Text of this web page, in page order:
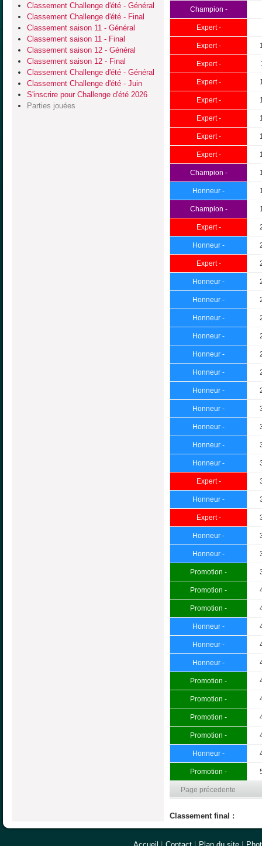
Classement Challenge d'été - Général
Classement Challenge d'été - Final
Classement saison 11 - Général
Classement saison 11 - Final
Classement saison 12 - Général
Classement saison 12 - Final
Classement Challenge d'été - Général
Classement Challenge d'été - Juin
S'inscrire pour Challenge d'été 2026
Parties jouées
Champion -
Expert -
Expert -
Expert -
Expert -
Expert -
Expert -
Expert -
Expert -
Champion -
Honneur -
Champion -
Expert -
Honneur -
Expert -
Honneur -
Honneur -
Honneur -
Honneur -
Honneur -
Honneur -
Honneur -
Honneur -
Honneur -
Honneur -
Honneur -
Expert -
Honneur -
Expert -
Honneur -
Honneur -
Promotion -
Promotion -
Promotion -
Honneur -
Honneur -
Honneur -
Promotion -
Promotion -
Promotion -
Promotion -
Honneur -
Promotion -
Page précedente
Classement final :